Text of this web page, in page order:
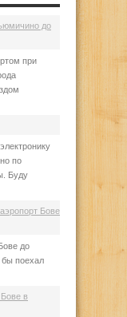
до
при
по
Буду
Бове
до
бы поехал
в